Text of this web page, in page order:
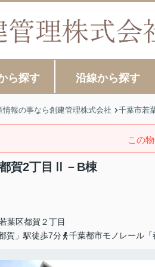
ら探す 沿線から探す
情報の事なら創建管理株式会社 千葉市若
この
賀2丁目Ⅱ－B棟
葉区都賀 ２丁目
賀」駅徒歩7分
千葉都市モノレール